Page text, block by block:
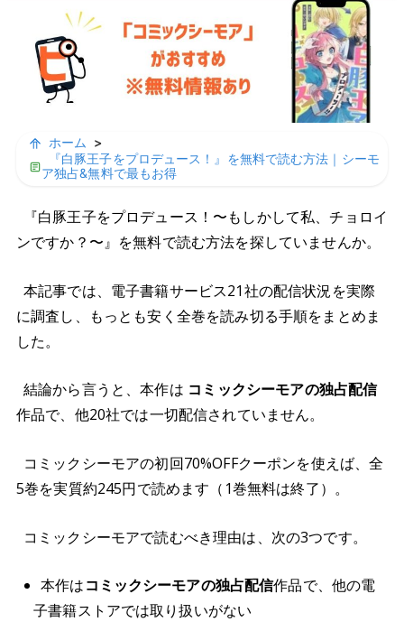
ホーム
>
『白豚王子をプロデュース！』を無料で読む方法｜シーモ
ア独占&無料で最もお得
『白豚王子をプロデュース！〜もしかして私、チョロイ
ンですか？〜』を無料で読む方法を探していませんか。
本記事では、電子書籍サービス21社の配信状況を実際
に調査し、もっとも安く全巻を読み切る手順をまとめま
した。
結論から言うと、本作は コミックシーモアの独占配信
作品で、他20社では一切配信されていません。
コミックシーモアの初回70%OFFクーポンを使えば、全
5巻を実質約245円で読めます（1巻無料は終了）。
コミックシーモアで読むべき理由は、次の3つです。
本作はコミックシーモアの独占配信作品で、他の電
子書籍ストアでは取り扱いがない